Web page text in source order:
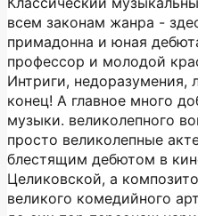
всем законам жанра -
примадонна и юная
профессор и молодой
Интриги, недоразумения,
конец! А главное много
музыки. великолепного
просто великолепные
блестящим дебютом в
Целиковской, а
великого комедийного